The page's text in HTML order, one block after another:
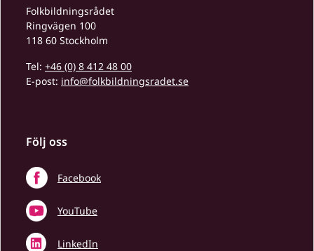
Folkbildningsrådet
Ringvägen 100
118 60 Stockholm
Tel: +46 (0) 8 412 48 00
E-post: info@folkbildningsradet.se
Följ oss
Facebook
YouTube
LinkedIn